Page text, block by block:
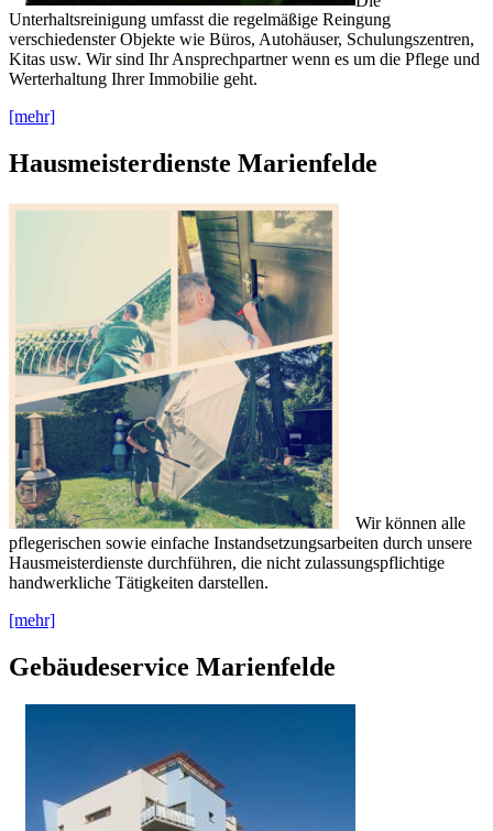
Unterhaltsreinigung umfasst die regelmäßige Reingung
verschiedenster Objekte wie Büros, Autohäuser, Schulungszentren,
Kitas usw. Wir sind Ihr Ansprechpartner wenn es um die Pflege und
Werterhaltung Ihrer Immobilie geht.
[mehr]
Hausmeisterdienste Marienfelde
Wir können alle
pflegerischen sowie einfache Instandsetzungsarbeiten durch unsere
Hausmeisterdienste durchführen, die nicht zulassungspflichtige
handwerkliche Tätigkeiten darstellen.
[mehr]
Gebäudeservice Marienfelde